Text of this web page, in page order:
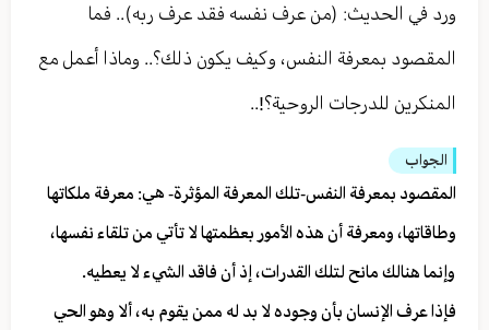
ورد في الحديث: (من عرف نفسه فقد عرف ربه).. فما
المقصود بمعرفة النفس، وكيف يكون ذلك؟.. وماذا أعمل مع
المنكرين للدرجات الروحية؟!..
الجواب
المقصود بمعرفة النفس-تلك المعرفة المؤثرة- هي: معرفة ملكاتها
وطاقاتها، ومعرفة أن هذه الأمور بعظمتها لا تأتي من تلقاء نفسها،
وإنما هنالك مانح لتلك القدرات، إذ أن فاقد الشيء لا يعطيه.
فإذا عرف الإنسان بأن وجوده لا بد له ممن يقوم به، ألا وهو الحي